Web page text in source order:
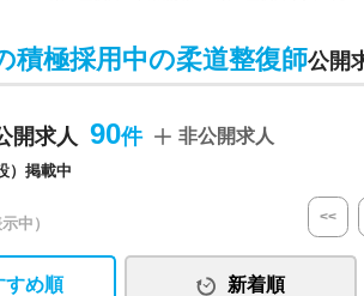
積極採用中の柔道整復師公開
開求人 90
）掲載中
非公開求人
中） <<
すめ順 新着順